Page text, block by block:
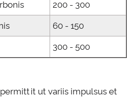
200 - 300
60 - 150
300 - 500
ut variis impulsus et